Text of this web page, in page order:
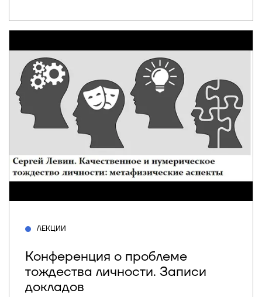
ЛЕКЦИИ
Конференция о проблеме
тождества личности. Записи
докладов